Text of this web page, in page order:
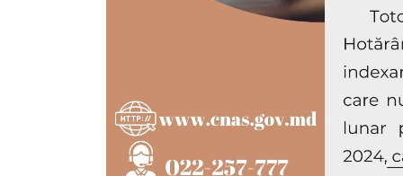
subordonate